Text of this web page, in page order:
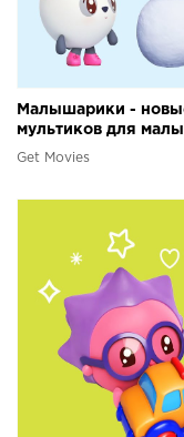
Малышарики -
мультиков для
Get Movies